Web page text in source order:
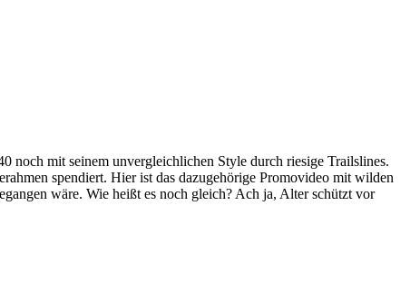
noch mit seinem unvergleichlichen Style durch riesige Trailslines.
spendiert. Hier ist das dazugehörige Promovideo mit wilden
wäre. Wie heißt es noch gleich? Ach ja, Alter schützt vor